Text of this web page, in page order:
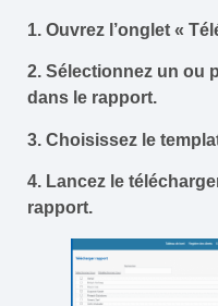
1. Ouvrez l’onglet «
2. Sélectionnez un ou
dans le rapport.
3. Choisissez le
4. Lancez le
rapport.